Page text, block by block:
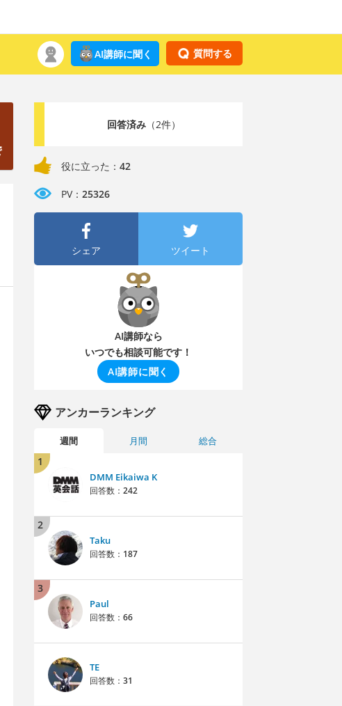
質問する
AI講師に聞く
回答済み（2件）
役に立った： 42
PV： 25326
シェア ツイート
AI講師なら
いつでも相談可能です！
AI講師に聞く
アンカーランキング
週間 月間 総合
1
DMM Eikaiwa K
回答数： 242
2
Taku
回答数： 187
3
Paul
回答数： 66
TE
回答数： 31